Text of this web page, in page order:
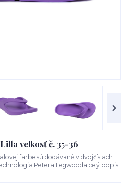
veľkosť č. 35-36
farbe sú dodávané v dvojčíslach
Petera Legwooda celý popis